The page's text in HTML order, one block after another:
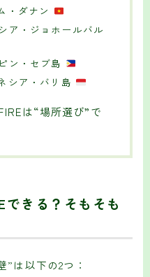
・ダナン
ア・ジョホールバル
ン・セブ島
シア・バリ島
は“場所選び”で
できる？そもそも
”は以下の2つ：